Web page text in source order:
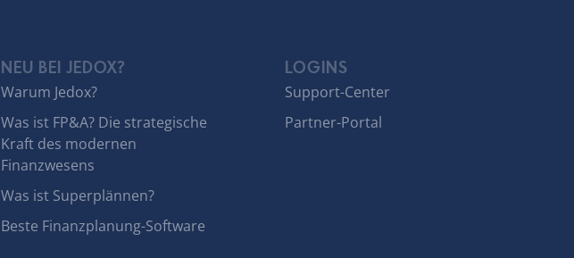
NEU BEI JEDOX?
Warum Jedox?
Was ist FP&A? Die strategische
Kraft des modernen
Finanzwesens
Was ist Superplännen?
Beste Finanzplanung-Software
LOGINS
Support-Center
Partner-Portal